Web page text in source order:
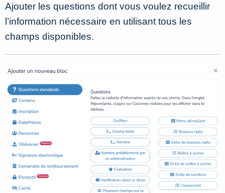
Ajouter les questions dont vous voulez recueillir
l’information nécessaire en utilisant tous les
champs disponibles.